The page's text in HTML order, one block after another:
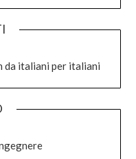
da italiani per italiani